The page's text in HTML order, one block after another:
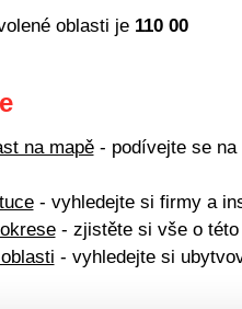
oblasti je 110 00
na mapě- podívejte se na
- vyhledejte si firmy a
- zjistěte si vše o této
- vyhledejte si